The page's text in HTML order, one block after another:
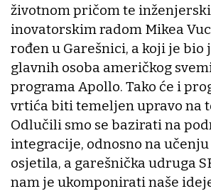
životnom pričom te
inovatorskim radom Mikea
rođen u Garešnici, a koji je bio
glavnih osoba američkog
programa Apollo. Tako će i
vrtića biti temeljen upravo na
Odlučili smo se bazirati na
integracije, odnosno na
osjetila, a garešnička udruga
nam je ukomponirati naše